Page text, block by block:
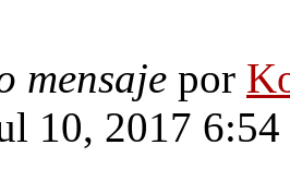
mensaje por
10, 2017 6:54